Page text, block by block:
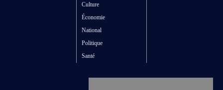
Culture
Économie
National
Politique
Santé